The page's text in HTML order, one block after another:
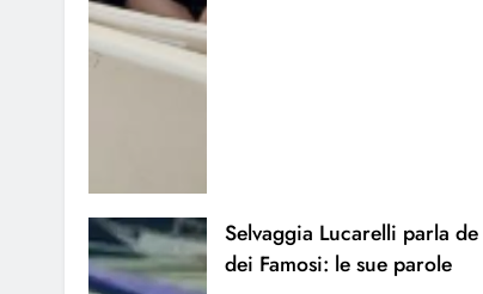
Selvaggia Lucarelli parla de
dei Famosi: le sue parole